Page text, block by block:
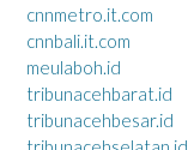
cnnmetro.it.com
cnnbali.it.com
meulaboh.id
tribunacehbarat.id
tribunacehbesar.id